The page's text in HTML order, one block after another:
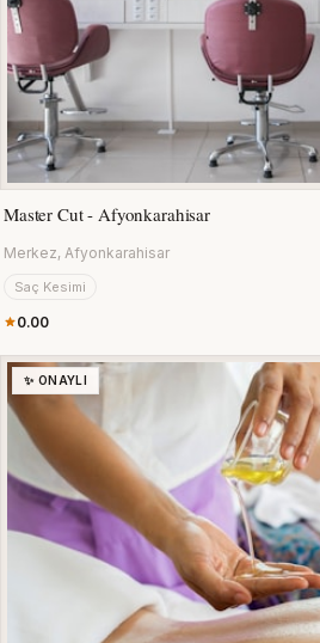
Master Cut - Afyonkarahisar
Merkez, Afyonkarahisar
Saç Kesimi
0.00
✨ ONAYLI